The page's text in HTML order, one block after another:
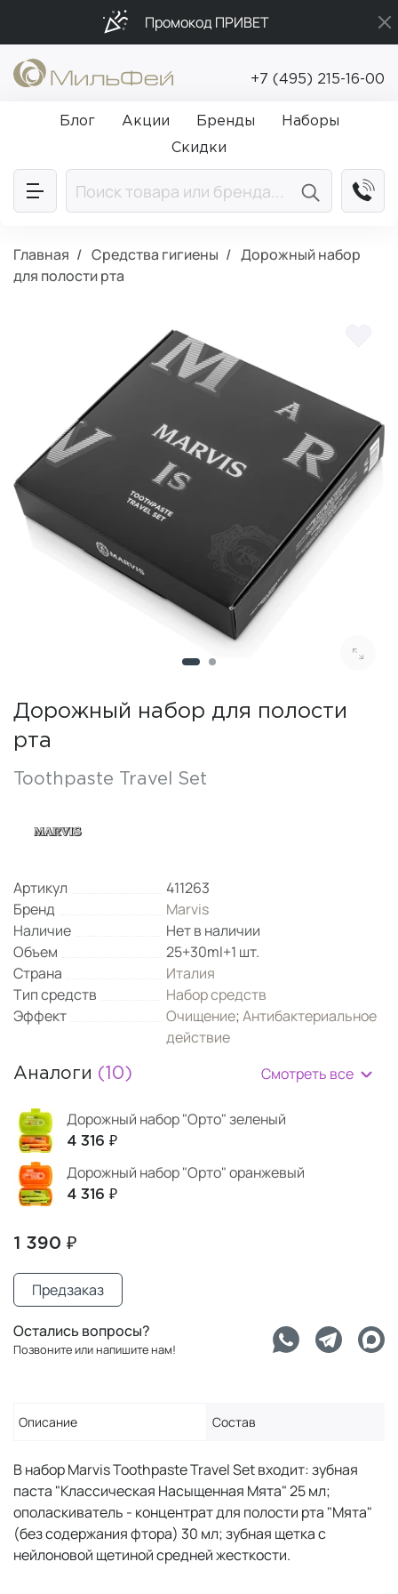
Промокод ПРИВЕТ
Подарки в каждый заказ от 5 000₽
Бесплатная доставка от 5 000₽
+7 (495) 215-16-00
Блог Акции Бренды
Наборы
Скидки
Главная Средства гигиены
Дорожный набор
для полости рта
Дорожный набор для полости
рта
Toothpaste Travel Set
Артикул
411263
Бренд
Marvis
Наличие
Нет в наличии
Объем
25+30ml+1 шт.
Страна
Италия
Тип средств
Набор средств
Эффект
Очищение;Антибактериальное
действие
Аналоги (10) Смотреть все
Дорожный набор "Орто" зеленый
4 316 ₽
Дорожный набор "Орто" оранжевый
4 316 ₽
1 390 ₽
Предзаказ
Остались вопросы?
Позвоните или напишите нам!
Описание Состав
В набор Marvis Toothpaste Travel Set входит: зубная
паста "Классическая Насыщенная Мята" 25 мл;
ополаскиватель - концентрат для полости рта "Мята"
(без содержания фтора) 30 мл; зубная щетка c
нейлоновой щетиной средней жесткости.